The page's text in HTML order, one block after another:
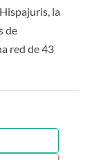
la
de
red de 43